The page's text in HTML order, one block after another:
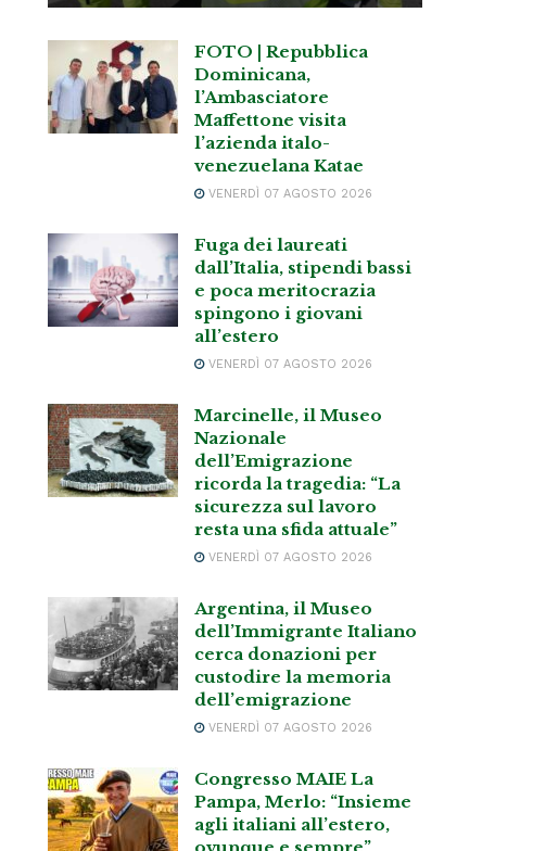
FOTO | Repubblica
Dominicana,
l’Ambasciatore
Maffettone visita
l’azienda italo-
venezuelana Katae
VENERDÌ 07 AGOSTO 2026
Fuga dei laureati
dall’Italia, stipendi bassi
e poca meritocrazia
spingono i giovani
all’estero
VENERDÌ 07 AGOSTO 2026
Marcinelle, il Museo
Nazionale
dell’Emigrazione
ricorda la tragedia: “La
sicurezza sul lavoro
resta una sfida attuale”
VENERDÌ 07 AGOSTO 2026
Argentina, il Museo
dell’Immigrante Italiano
cerca donazioni per
custodire la memoria
dell’emigrazione
VENERDÌ 07 AGOSTO 2026
Congresso MAIE La
Pampa, Merlo: “Insieme
agli italiani all’estero,